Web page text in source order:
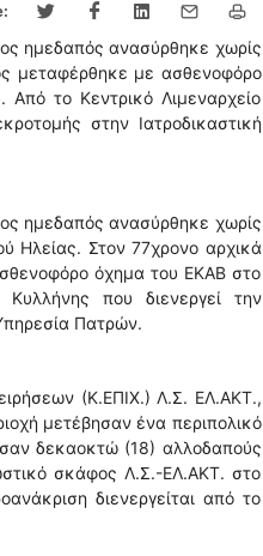
ημεδαπός ανασύρθηκε χωρίς
μεταφέρθηκε με ασθενοφόρο
το Κεντρικό Λιμεναρχείο
στην Ιατροδικαστική
ημεδαπός ανασύρθηκε χωρίς
Ηλείας. Στον 77χρονο αρχικά
όχημα του ΕΚΑΒ στο
που διενεργεί την
Πατρών.
(Κ.ΕΠΙΧ.) Λ.Σ. ΕΛ.ΑΚΤ.,
μετέβησαν ένα περιπολικό
δεκαοκτώ (18) αλλοδαπούς
σκάφος Λ.Σ.-ΕΛ.ΑΚΤ. στο
διενεργείται από το